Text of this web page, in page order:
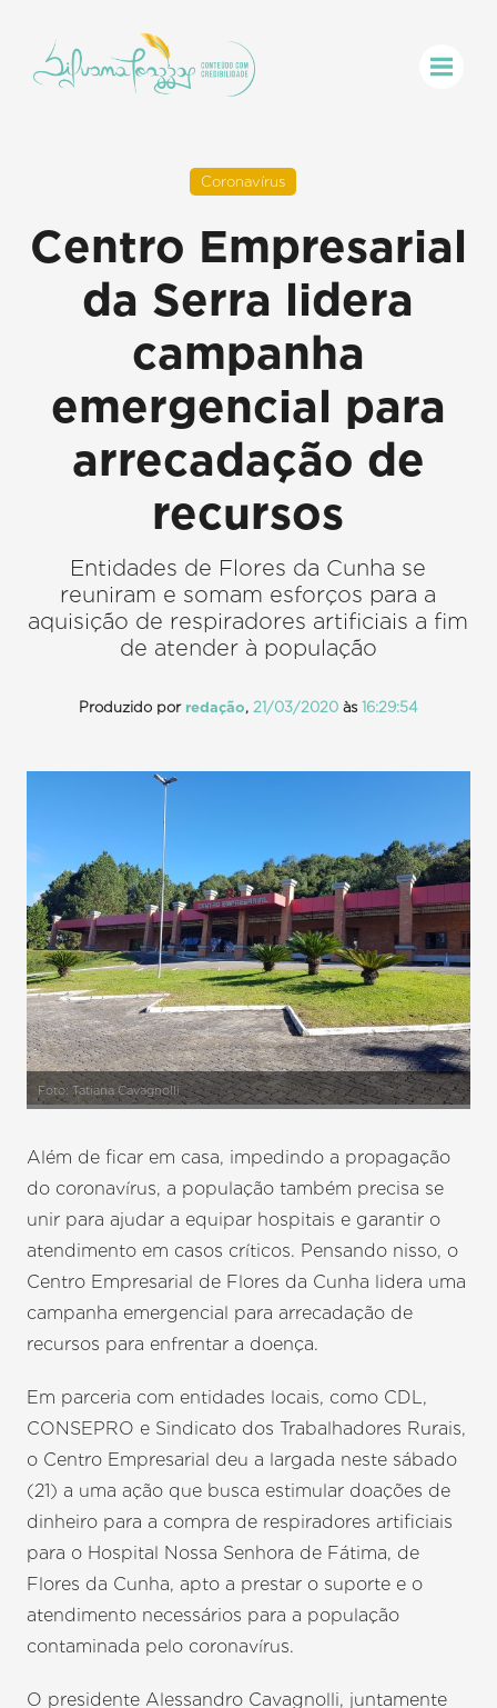
Coronavírus
Centro Empresarial
da Serra lidera
campanha
emergencial para
arrecadação de
recursos
Entidades de Flores da Cunha se
reuniram e somam esforços para a
aquisição de respiradores artificiais a fim
de atender à população
Produzido por redação, 21/03/2020às 16:29:54
Foto: Tatiana Cavagnolli
Além de ficar em casa, impedindo a propagação
do coronavírus, a população também precisa se
unir para ajudar a equipar hospitais e garantir o
atendimento em casos críticos. Pensando nisso, o
Centro Empresarial de Flores da Cunha lidera uma
campanha emergencial para arrecadação de
recursos para enfrentar a doença.
Em parceria com entidades locais, como CDL,
CONSEPRO e Sindicato dos Trabalhadores Rurais,
o Centro Empresarial deu a largada neste sábado
(21) a uma ação que busca estimular doações de
dinheiro para a compra de respiradores artificiais
para o Hospital Nossa Senhora de Fátima, de
Flores da Cunha, apto a prestar o suporte e o
atendimento necessários para a população
contaminada pelo coronavírus.
O presidente Alessandro Cavagnolli, juntamente